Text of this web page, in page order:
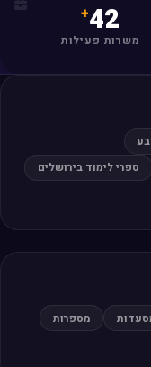
42
משרות פעילות
ספרי לימוד בירושלים
מספרות